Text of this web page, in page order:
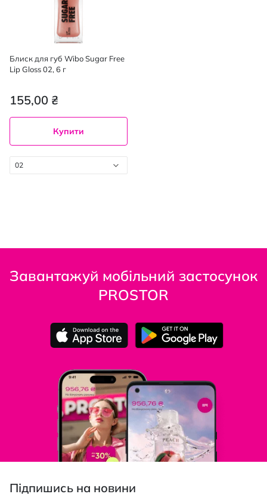
Блиск для губ Wibo Sugar Free
Lip Gloss 02, 6 г
155,00 ₴
Купити
02
Завантажуй мобільний застосунок
PROSTOR
Підпишись на новини